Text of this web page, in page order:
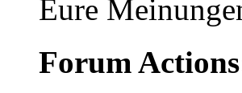
Eure
Forum